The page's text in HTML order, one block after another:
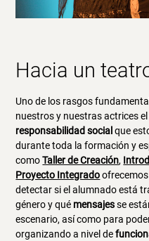
Hacia un
Uno de los rasgos
nuestros y nuestras actrices
responsabilidad socialque
durante toda la formación y
comoTaller de Creación,
Proyecto Integrado
detectar si el alumnado está
género y qué mensajesse
escenario, así como para
organizando a nivel de